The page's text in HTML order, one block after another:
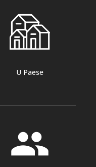
U Paese
group